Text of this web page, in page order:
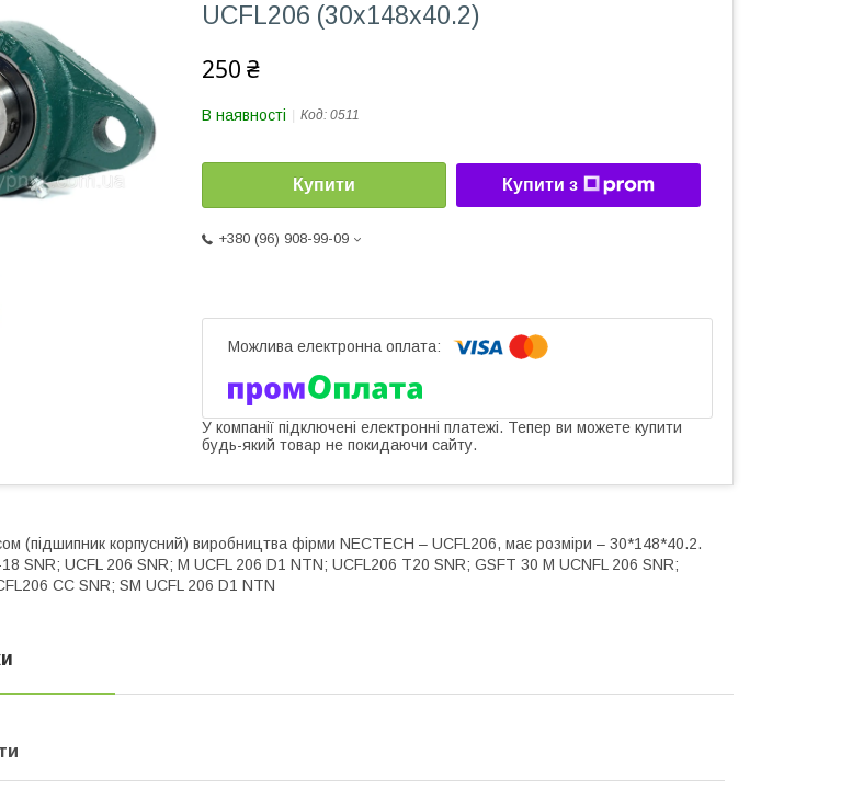
UCFL206 (30x148x40.2)
250 ₴
В наявності Код: 0511
Купити Купити з
+380 (96) 908-99-09
У компанії підключені електронні платежі. Тепер ви можете купити
будь-який товар не покидаючи сайту.
(підшипник корпусний) виробництва фірми NECTECH – UCFL206, має розміри – 30*148*40.2.
SNR; UCFL 206 SNR; M UCFL 206 D1 NTN; UCFL206 T20 SNR; GSFT 30 M UCNFL 206 SNR;
CC SNR; SM UCFL 206 D1 NTN